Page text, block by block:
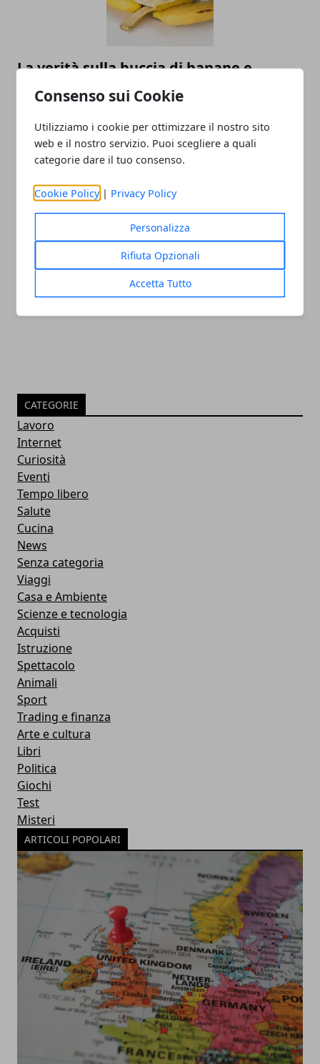
Consenso sui Cookie
Utilizziamo i cookie per ottimizzare il nostro sito
web e il nostro servizio. Puoi scegliere a quali
categorie dare il tuo consenso.
Cookie Policy | Privacy Policy
Personalizza
Rifiuta Opzionali
Accetta Tutto
La verità sulla buccia di banane e
avocado: perché non dovresti ignorare
la pulizia
Come tenere lontane le zanzare: il ruolo
della dieta e le ragioni per cui pungono
proprio te
CATEGORIE
Lavoro
Internet
Curiosità
Eventi
Tempo libero
Salute
Cucina
News
Senza categoria
Viaggi
Casa e Ambiente
Scienze e tecnologia
Acquisti
Istruzione
Spettacolo
Animali
Sport
Trading e finanza
Arte e cultura
Libri
Politica
Giochi
Test
Misteri
ARTICOLI POPOLARI